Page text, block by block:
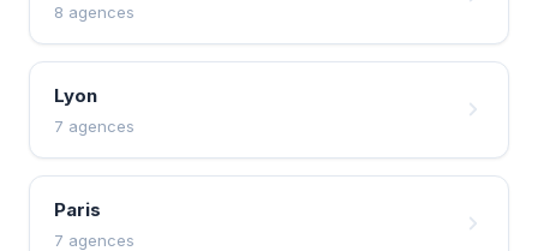
8 agences
Lyon
7 agences
Paris
7 agences